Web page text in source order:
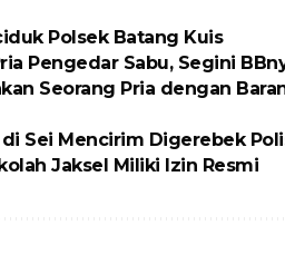
Polsek Batang Kuis
Pengedar Sabu, Segini
Seorang Pria dengan
Sei Mencirim Digerebek
Jaksel Miliki Izin Resmi